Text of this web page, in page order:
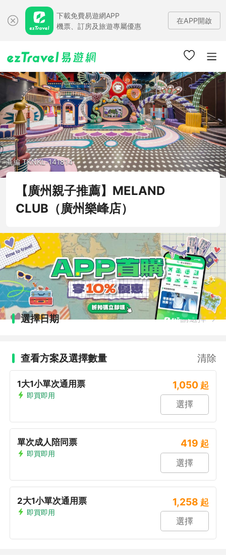
下載免費易遊網APP
機票、訂房及旅遊專屬優惠
在APP開啟
商編 TKNKL-141814
【廣州親子推薦】MELAND
CLUB（廣州樂峰店）
選擇日期 請選擇
查看方案及選擇數量 清除
1大1小單次通用票
即買即用
1,050 起
選擇
單次成人陪同票
即買即用
419 起
選擇
2大1小單次通用票
即買即用
1,258 起
選擇